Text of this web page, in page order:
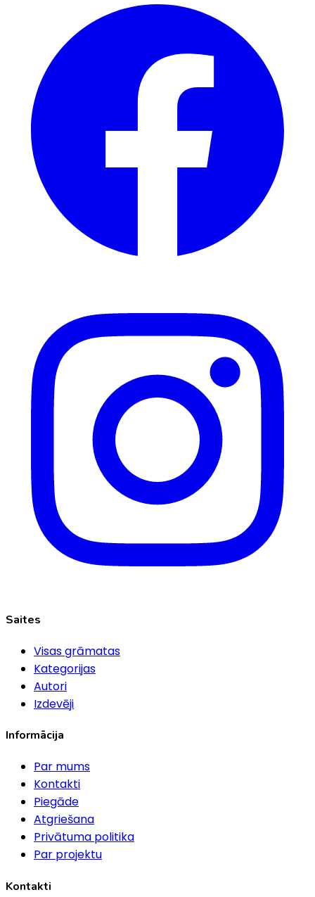
Saites
Visas grāmatas
Kategorijas
Autori
Izdevēji
Informācija
Par mums
Kontakti
Piegāde
Atgriešana
Privātuma politika
Par projektu
Kontakti